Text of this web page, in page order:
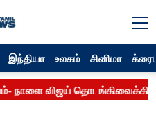
இந்தியா உலகம் சினிமா